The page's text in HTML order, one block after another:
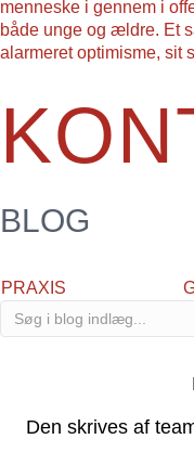
BLOG
PRAXIS
Den skrives af